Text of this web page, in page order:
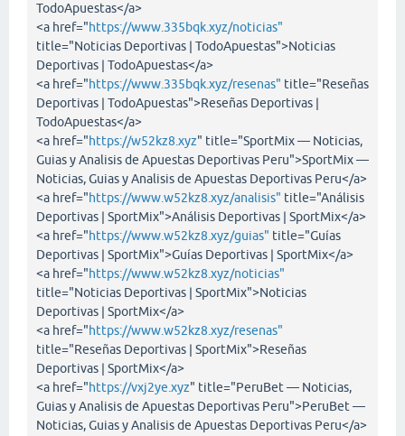
TodoApuestas</a>
<a href="https://www.335bqk.xyz/noticias"
title="Noticias Deportivas | TodoApuestas">Noticias
Deportivas | TodoApuestas</a>
<a href="https://www.335bqk.xyz/resenas" title="Reseñas
Deportivas | TodoApuestas">Reseñas Deportivas |
TodoApuestas</a>
<a href="https://w52kz8.xyz" title="SportMix — Noticias,
Guias y Analisis de Apuestas Deportivas Peru">SportMix —
Noticias, Guias y Analisis de Apuestas Deportivas Peru</a>
<a href="https://www.w52kz8.xyz/analisis" title="Análisis
Deportivas | SportMix">Análisis Deportivas | SportMix</a>
<a href="https://www.w52kz8.xyz/guias" title="Guías
Deportivas | SportMix">Guías Deportivas | SportMix</a>
<a href="https://www.w52kz8.xyz/noticias"
title="Noticias Deportivas | SportMix">Noticias
Deportivas | SportMix</a>
<a href="https://www.w52kz8.xyz/resenas"
title="Reseñas Deportivas | SportMix">Reseñas
Deportivas | SportMix</a>
<a href="https://vxj2ye.xyz" title="PeruBet — Noticias,
Guias y Analisis de Apuestas Deportivas Peru">PeruBet —
Noticias, Guias y Analisis de Apuestas Deportivas Peru</a>